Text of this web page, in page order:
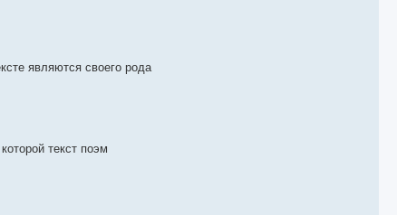
являются своего рода
текст поэм